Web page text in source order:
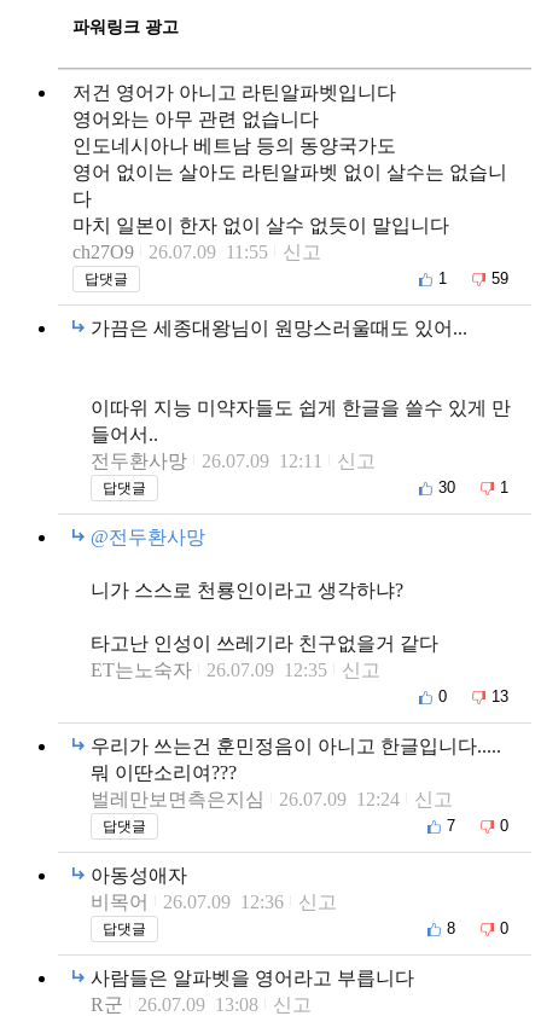
파워링크 광고
저건 영어가 아니고 라틴알파벳입니다
영어와는 아무 관련 없습니다
인도네시아나 베트남 등의 동양국가도
영어 없이는 살아도 라틴알파벳 없이 살수는 없습니
다
마치 일본이 한자 없이 살수 없듯이 말입니다
ch27O9
26.07.09 11:55 신고
답댓글 1 59
가끔은 세종대왕님이 원망스러울때도 있어...
이따위 지능 미약자들도 쉽게 한글을 쓸수 있게 만
들어서..
전두환사망
26.07.09 12:11 신고
답댓글 30 1
@전두환사망
니가 스스로 천룡인이라고 생각하냐?
타고난 인성이 쓰레기라 친구없을거 같다
ET는노숙자
26.07.09 12:35 신고
0 13
우리가 쓰는건 훈민정음이 아니고 한글입니다.....
뭐 이딴소리여???
벌레만보면측은지심
26.07.09 12:24 신고
답댓글 7 0
아동성애자
비목어
26.07.09 12:36 신고
답댓글 8 0
사람들은 알파벳을 영어라고 부릅니다
R군
26.07.09 13:08 신고